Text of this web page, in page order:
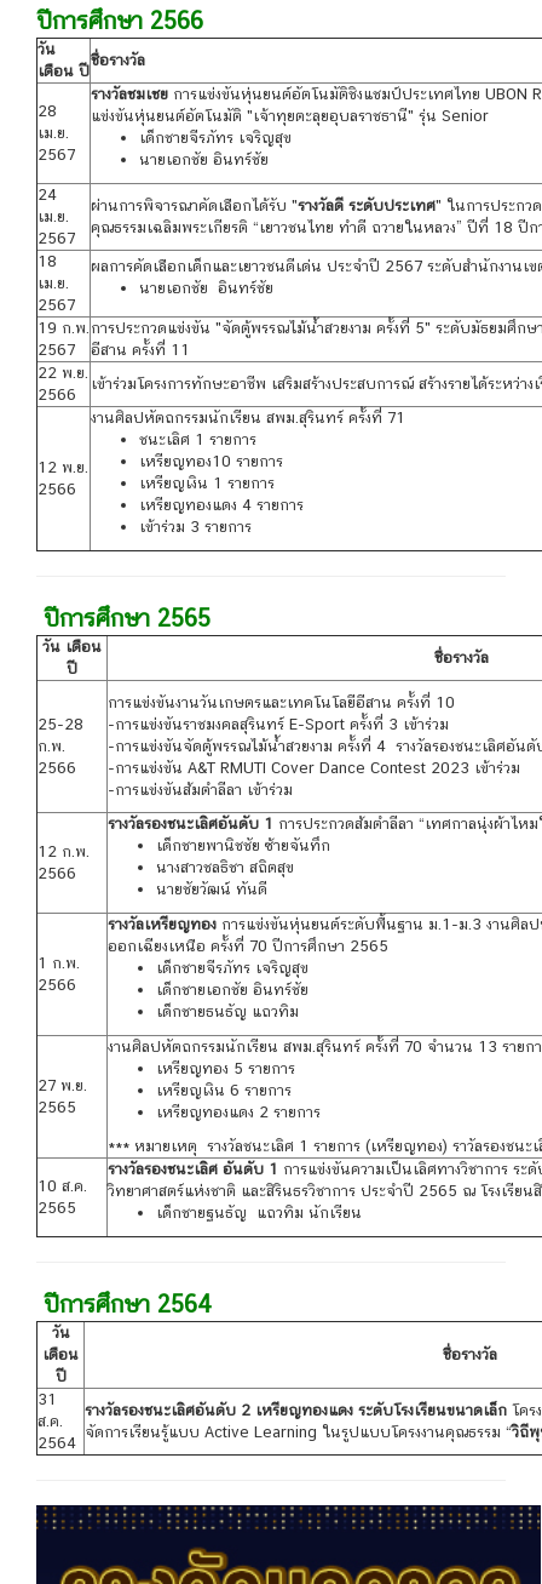
ปีการศึกษา 2566
วัน
เดือน ปี
ชื่อรางวัล
28
เม.ย.
2567
รางวัลชมเชย การแข่งขันหุ่นยนต์อัตโนมัติชิงแชมป์ประเทศไทย UBON
แข่งขันหุ่นยนต์อัตโนมัติ "เจ้าทุยตะลุยอุบลราชธานี" รุ่น Senior
เด็กชายจีรภัทร เจริญสุข
นายเอกชัย อินทร์ชัย
24
เม.ย.
2567
ผ่านการพิจารณาคัดเลือกได้รับ "รางวัลดี ระดับประเทศ" ในการประกว
คุณธรรมเฉลิมพระเกียรติ “เยาวชนไทย ทําดี ถวายในหลวง” ปีที่ 18 ปี
18
เม.ย.
2567
ผลการคัดเลือกเด็กและเยาวชนดีเด่น ประจำปี 2567 ระดับสำนักงาน
นายเอกชัย อินทร์ชัย
19 ก.พ.
2567
การประกวดแข่งขัน "จัดตู้พรรณไม้น้ำสวยงาม ครั้งที่ 5" ระดับมัธยมศึก
อีสาน ครั้งที่ 11
22 พ.ย.
2566
เข้าร่วมโครงการทักษะอาชีพ เสริมสร้างประสบการณ์ สร้างรายได้ระหว่
12 พ.ย.
2566
งานศิลปหัตถกรรมนักเรียน สพม.สุรินทร์ ครั้งที่ 71
ชนะเลิศ 1 รายการ
เหรียญทอง10 รายการ
เหรียญเงิน 1 รายการ
เหรียญทองแดง 4 รายการ
เข้าร่วม 3 รายการ
ปีการศึกษา 2565
วัน เดือน
ปี
ชื่อรางวัล
25-28
ก.พ.
2566
การแข่งขันงานวันเกษตรและเทคโนโลยีอีสาน ครั้งที่ 10
-การแข่งขันราชมงคลสุรินทร์ E-Sport ครั้งที่ 3 เข้าร่วม
-การแข่งขันจัดตู้พรรณไม้น้ำสวยงาม ครั้งที่ 4 รางวัลรองชนะเลิศอันดั
-การแข่งขัน A&T RMUTI Cover Dance Contest 2023 เข้าร่วม
-การแข่งขันส้มตำลีลา เข้าร่วม
12 ก.พ.
2566
รางวัลรองชนะเลิศอันดับ 1 การประกวดส้มตำลีลา “เทศกาลนุ่งผ้าไ
เด็กชายพานิชชัย ซ้ายจันทึก
นางสาวชลธิชา สถิตสุข
นายชัยวัฒน์ ทันดี
1 ก.พ.
2566
รางวัลเหรียญทอง การแข่งขันหุ่นยนต์ระดับพื้นฐาน ม.1-ม.3 งานศิล
ออกเฉียงเหนือ ครั้งที่ 70 ปีการศึกษา 2565
เด็กชายจีรภัทร เจริญสุข
เด็กชายเอกชัย อินทร์ชัย
เด็กชายธนธัญ แถวทิม
27 พ.ย.
2565
งานศิลปหัตถกรรมนักเรียน สพม.สุรินทร์ ครั้งที่ 70 จำนวน 13 รายก
เหรียญทอง 5 รายการ
เหรียญเงิน 6 รายการ
เหรียญทองแดง 2 รายการ
*** หมายเหตุ รางวัลชนะเลิศ 1 รายการ (เหรียญทอง) ราวัลรองชน
10 ส.ค.
2565
รางวัลรองชนะเลิศ อันดับ 1 การแข่งขันความเป็นเลิศทางวิชาการ
วิทยาศาสตร์แห่งชาติ และสิรินธรวิชาการ ประจำปี 2565 ณ โรงเรียน
เด็กชายฐนธัญ แถวทิม นักเรียน
ปีการศึกษา 2564
วัน
เดือน
ปี
ชื่อรางวัล
31
ส.ค.
2564
รางวัลรองชนะเลิศอันดับ 2 เหรียญทองแดง ระดับโรงเรียนขนาดเล็ก โคร
จัดการเรียนรู้แบบ Active Learning ในรูปแบบโครงงานคุณธรรม “วิถีพุ